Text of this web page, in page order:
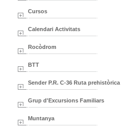
Cursos
Calendari Activitats
Rocòdrom
BTT
Sender P.R. C-36 Ruta prehistòrica
Grup d'Excursions Familiars
Muntanya